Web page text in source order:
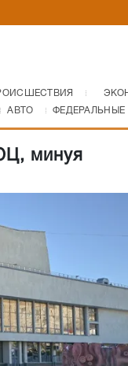
АВТО ФЕДЕРАЛЬНЫЕ
минуя